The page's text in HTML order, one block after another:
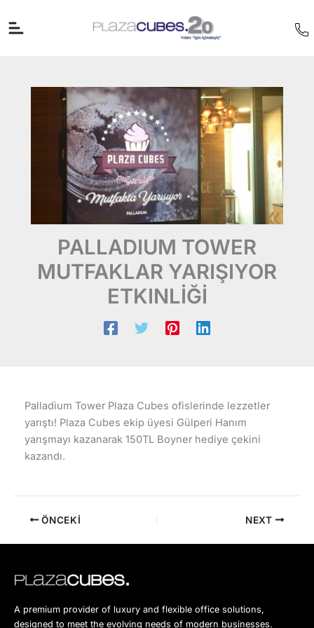
atla
PALLADIUM TOWER
MUTFAKLAR YARIŞIYOR
ETKINLİĞİ
Palladium Tower Plaza Cubes ofislerinde lezzetler
yarıştı! Plaza Cubes ekip üyesi Gülperi Hanım
yarışmayı kazanarak 150TL Boyner hediye çekini
kazandı.
ÖNCEKI NEXT
A premium provider of luxury and flexible office solutions,
designed to meet the evolving needs of modern businesses.